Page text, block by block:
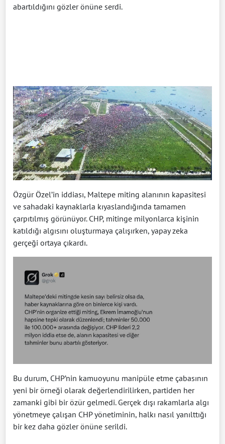
abartıldığını gözler önüne serdi.
Özgür Özel’in iddiası, Maltepe miting alanının kapasitesi
ve sahadaki kaynaklarla kıyaslandığında tamamen
çarpıtılmış görünüyor. CHP, mitinge milyonlarca kişinin
katıldığı algısını oluşturmaya çalışırken, yapay zeka
gerçeği ortaya çıkardı.
Bu durum, CHP’nin kamuoyunu manipüle etme çabasının
yeni bir örneği olarak değerlendirilirken, partiden her
zamanki gibi bir özür gelmedi. Gerçek dışı rakamlarla algı
yönetmeye çalışan CHP yönetiminin, halkı nasıl yanılttığı
bir kez daha gözler önüne serildi.